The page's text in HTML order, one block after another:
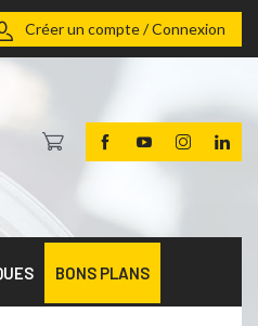
Créer un compte / Connexion
BONS PLANS